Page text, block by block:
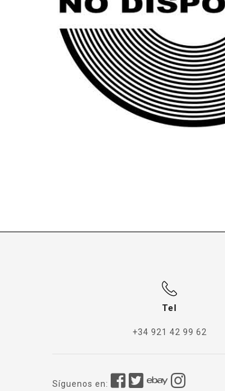
Tel
+34 921 42 99 62
Síguenos en: